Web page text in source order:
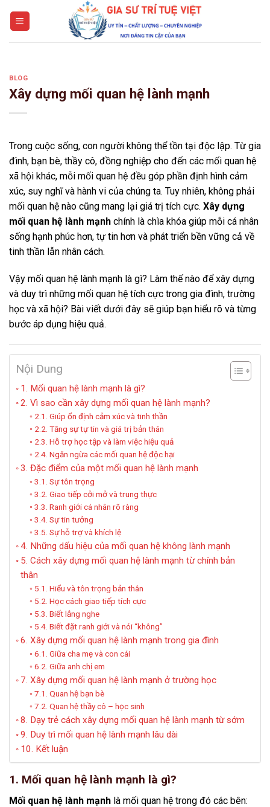
BLOG
Xây dựng mối quan hệ lành mạnh
Trong cuộc sống, con người không thể tồn tại độc lập. Từ gia
đình, bạn bè, thầy cô, đồng nghiệp cho đến các mối quan hệ
xã hội khác, mỗi mối quan hệ đều góp phần định hình cảm
xúc, suy nghĩ và hành vi của chúng ta. Tuy nhiên, không phải
mối quan hệ nào cũng mang lại giá trị tích cực. Xây dựng
mối quan hệ lành mạnh chính là chìa khóa giúp mỗi cá nhân
sống hạnh phúc hơn, tự tin hơn và phát triển bền vững cả về
tinh thần lẫn nhân cách.
Vậy mối quan hệ lành mạnh là gì? Làm thế nào để xây dựng
và duy trì những mối quan hệ tích cực trong gia đình, trường
học và xã hội? Bài viết dưới đây sẽ giúp bạn hiểu rõ và từng
bước áp dụng hiệu quả.
Nội Dung
1. Mối quan hệ lành mạnh là gì?
2. Vì sao cần xây dựng mối quan hệ lành mạnh?
2.1. Giúp ổn định cảm xúc và tinh thần
2.2. Tăng sự tự tin và giá trị bản thân
2.3. Hỗ trợ học tập và làm việc hiệu quả
2.4. Ngăn ngừa các mối quan hệ độc hại
3. Đặc điểm của một mối quan hệ lành mạnh
3.1. Sự tôn trọng
3.2. Giao tiếp cởi mở và trung thực
3.3. Ranh giới cá nhân rõ ràng
3.4. Sự tin tưởng
3.5. Sự hỗ trợ và khích lệ
4. Những dấu hiệu của mối quan hệ không lành mạnh
5. Cách xây dựng mối quan hệ lành mạnh từ chính bản
thân
5.1. Hiểu và tôn trọng bản thân
5.2. Học cách giao tiếp tích cực
5.3. Biết lắng nghe
5.4. Biết đặt ranh giới và nói “không”
6. Xây dựng mối quan hệ lành mạnh trong gia đình
6.1. Giữa cha mẹ và con cái
6.2. Giữa anh chị em
7. Xây dựng mối quan hệ lành mạnh ở trường học
7.1. Quan hệ bạn bè
7.2. Quan hệ thầy cô – học sinh
8. Dạy trẻ cách xây dựng mối quan hệ lành mạnh từ sớm
9. Duy trì mối quan hệ lành mạnh lâu dài
10. Kết luận
1. Mối quan hệ lành mạnh là gì?
Mối quan hệ lành mạnh là mối quan hệ trong đó các bên: